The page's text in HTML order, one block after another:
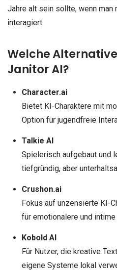
Jahre alt sein sollte, wenn
interagiert.
Welche
Janitor AI?
Character.ai
Bietet KI-Charaktere mit
Option für jugendfreie
Talkie AI
Spielerisch aufgebaut und
tiefgründig, aber
Crushon.ai
Fokus auf unzensierte KI-
für emotionalere und intime
Kobold AI
Für Nutzer, die kreative
eigene Systeme lokal